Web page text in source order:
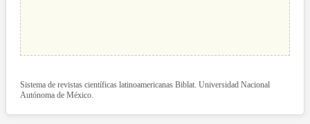
Sistema de revistas científicas latinoamericanas Biblat. Universidad Nacional
Autónoma de México.